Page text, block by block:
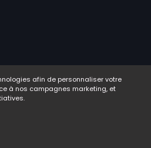
afin de personnaliser votre
à nos campagnes marketing, et